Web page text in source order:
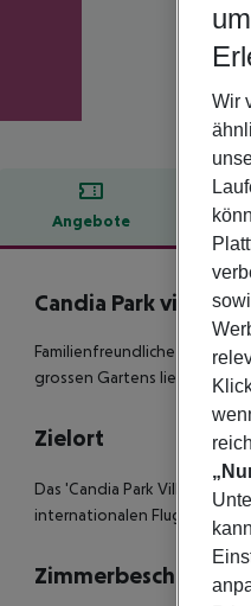
Angebote
Candia Park village
4
Familienfreundliche 4*-
grossen Gartens liegt und
Zielort
Das 'Candia Park Village' ist
internationalen Flughafen
Wir